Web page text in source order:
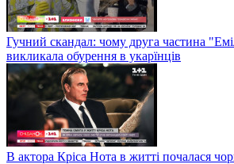
Гучний скандал: чому друга частина
викликала обурення в укарїнців
В актора Кріса Нота в житті почалася